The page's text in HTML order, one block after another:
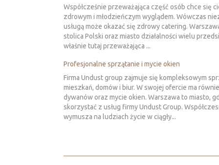
Współcześnie przeważająca część osób chce się
zdrowym i młodzieńczym wyglądem. Wówczas
usługą może okazać się zdrowy catering.
stolica Polski oraz miasto działalności wielu
właśnie tutaj przeważająca ...
Profesjonalne sprzątanie i mycie okien
Firma Undust group zajmuje się kompleksowym
mieszkań, domów i biur. W swojej ofercie ma
dywanów oraz mycie okien. Warszawa to miasto,
skorzystać z usług firmy Undust Group.
wymusza na ludziach życie w ciągły...